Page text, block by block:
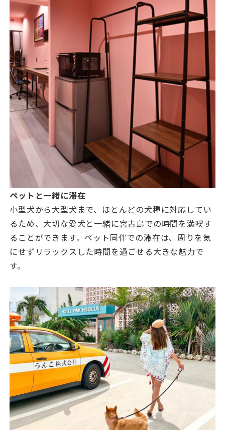
ペットと一緒に滞在
小型犬から大型犬まで、ほとんどの犬種に対応してい
るため、大切な愛犬と一緒に宮古島での時間を満喫す
ることができます。ペット同伴での滞在は、周りを気
にせずリラックスした時間を過ごせる大きな魅力で
す。